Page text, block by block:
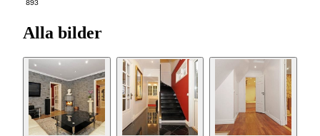
893
Alla bilder